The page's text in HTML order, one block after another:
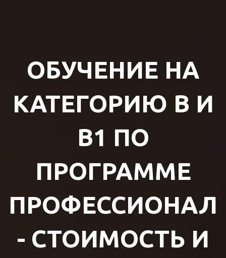
ОБУЧЕНИЕ НА
КАТЕГОРИЮ B И
B1 ПО
ПРОГРАММЕ
ПРОФЕССИОНАЛ
- СТОИМОСТЬ И